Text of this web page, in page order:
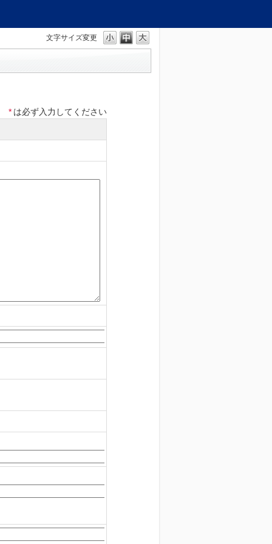
文字サイズ変更
* は必ず入力してください